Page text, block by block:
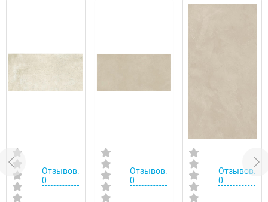
Отзывов:
0
Отзывов:
0
Отзывов:
0